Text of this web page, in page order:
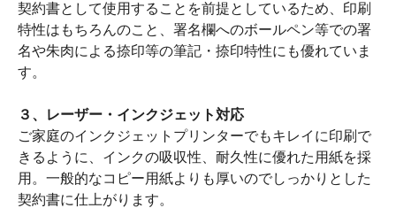
契約書として使用することを前提としているため、印刷
特性はもちろんのこと、署名欄へのボールペン等での署
名や朱肉による捺印等の筆記・捺印特性にも優れていま
す。
３、レーザー・インクジェット対応
ご家庭のインクジェットプリンターでもキレイに印刷で
きるように、インクの吸収性、耐久性に優れた用紙を採
用。一般的なコピー用紙よりも厚いのでしっかりとした
契約書に仕上がります。